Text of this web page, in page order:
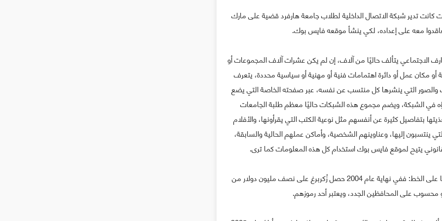
رفعت شركة إنترنت كانت تدير شبكة الاتصال الداخلية لطلاب جامعة هارفرد قضية على مارك
معه على إعداده، لكي ينشأ موقعه فايس بوك.
الاجتماعي يتألف حاليًا من آلاف، إن لم يكن عشرات آلاف المجموعات أو
مكان عمل أو دائرة اهتمامات فنية أو مهنية أو سياسية محددة، يتعرف
التي ينشرها كل منتسب عن نفسه، عبر صفحته الخاصة التي يضع
في الشبكة، ويضم مجموع هذه الشبكات حاليًا معظم طلبة الجامعات
بتفاصيل كثيرة عن أنفسهم مثل نوعية الكتب التي يقرأونها، والأفلام
ينتسبون إليها، وعناوينهم الشخصية، وأماكن عملهم الحالية والسابقة،
يتيح لموقع فايس بوك استخدام كل هذه المعلومات كما ترى.
ولكن هنا تتعقد الأمور قليلًا، عندما تدخل أجندة سياسية ما على الخط: ففي نهاية عام 2004 حصل زُكربرغ على نصف مليون دولار من